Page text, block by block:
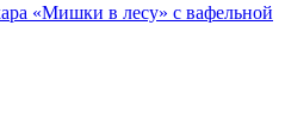
«Мишки в лесу» с вафельной